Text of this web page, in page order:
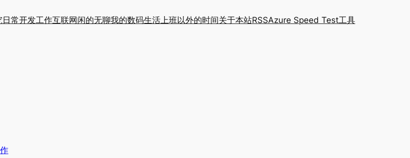
日常开发工作互联网闲的无聊我的数码生活上班以外的时间关于本站RSSAzure Speed Test工具